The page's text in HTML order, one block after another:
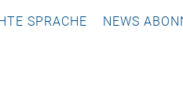
SPRACHE NEWS